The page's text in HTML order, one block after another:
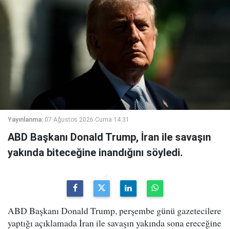
Yayınlanma: 07 Ağustos 2026 Cuma 14:31
ABD Başkanı Donald Trump, İran ile savaşın
yakında biteceğine inandığını söyledi.
ABD Başkanı Donald Trump, perşembe günü gazetecilere
yaptığı açıklamada İran ile savaşın yakında sona ereceğine